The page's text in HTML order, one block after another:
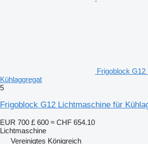
Frigoblock
Kühlaggregat
5
Frigoblock G12 Lichtmaschine für
EUR 700 £ 600 ≈ CHF 654.10
Lichtmaschine
Vereinigtes Königreich